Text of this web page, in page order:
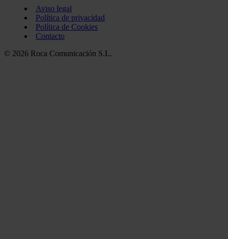
Aviso legal
Política de privacidad
Política de Cookies
Contacto
© 2026 Roca Comunicación S.L.